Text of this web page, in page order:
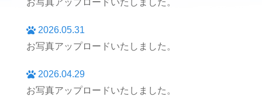
お写真アップロードいたしました。
2026.05.31
お写真アップロードいたしました。
2026.04.29
お写真アップロードいたしました。